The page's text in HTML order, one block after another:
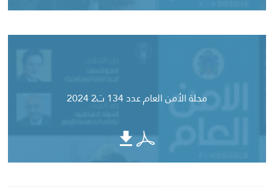
مجلة الأمن العام عدد 134 ت2 2024